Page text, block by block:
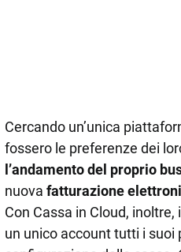
Cercando un’unica
fossero le preferenze dei
l’andamento del proprio
nuova fatturazione
Con Cassa in Cloud,
un unico account tutti i